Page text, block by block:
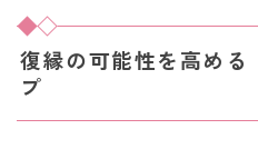
復縁の可能性を高める
プ